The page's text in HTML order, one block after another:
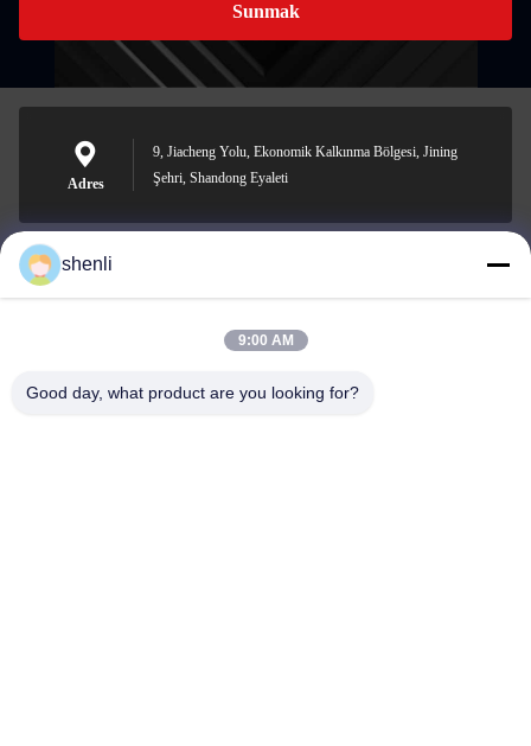
Sunmak
Adres
9, Jiacheng Yolu, Ekonomik Kalkınma Bölgesi, Jining
Şehri, Shandong Eyaleti
shenli@shenlirigging.com
shenli
9:00 AM
Good day, what product are you looking for?